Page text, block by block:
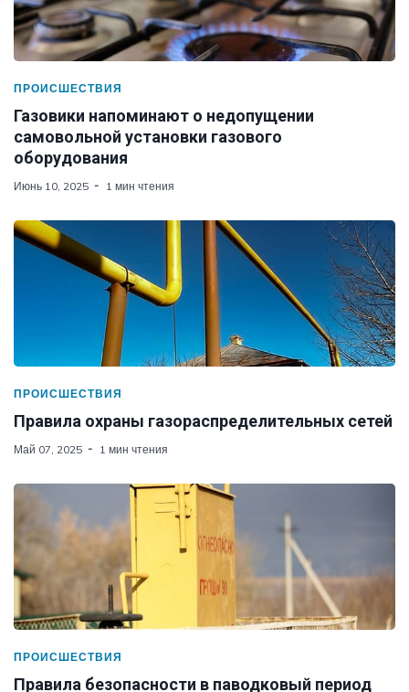
ПРОИСШЕСТВИЯ
Газовики напоминают о недопущении
самовольной установки газового
оборудования
Июнь 10, 2025 1 мин чтения
ПРОИСШЕСТВИЯ
Правила охраны газораспределительных сетей
Май 07, 2025 1 мин чтения
ПРОИСШЕСТВИЯ
Правила безопасности в паводковый период